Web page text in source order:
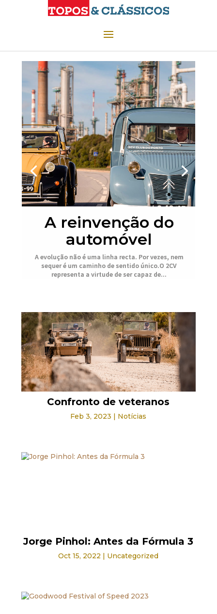
A reinvenção do
automóvel
A evolução não é uma linha recta. Por vezes, nem
sequer é um caminho de sentido único.O 2CV
representa a virtude de ser capaz de...
Confronto de veteranos
Feb 3, 2023 | Notícias
Jorge Pinhol: Antes da Fórmula 3
Oct 15, 2022 | Uncategorized